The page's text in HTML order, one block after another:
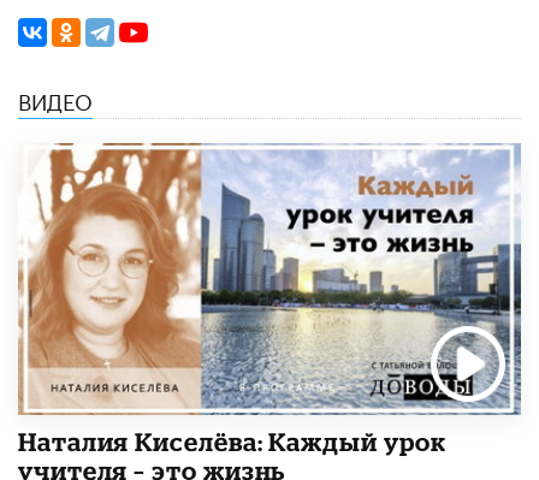
ВИДЕО
Наталия Киселёва: Каждый урок
учителя – это жизнь